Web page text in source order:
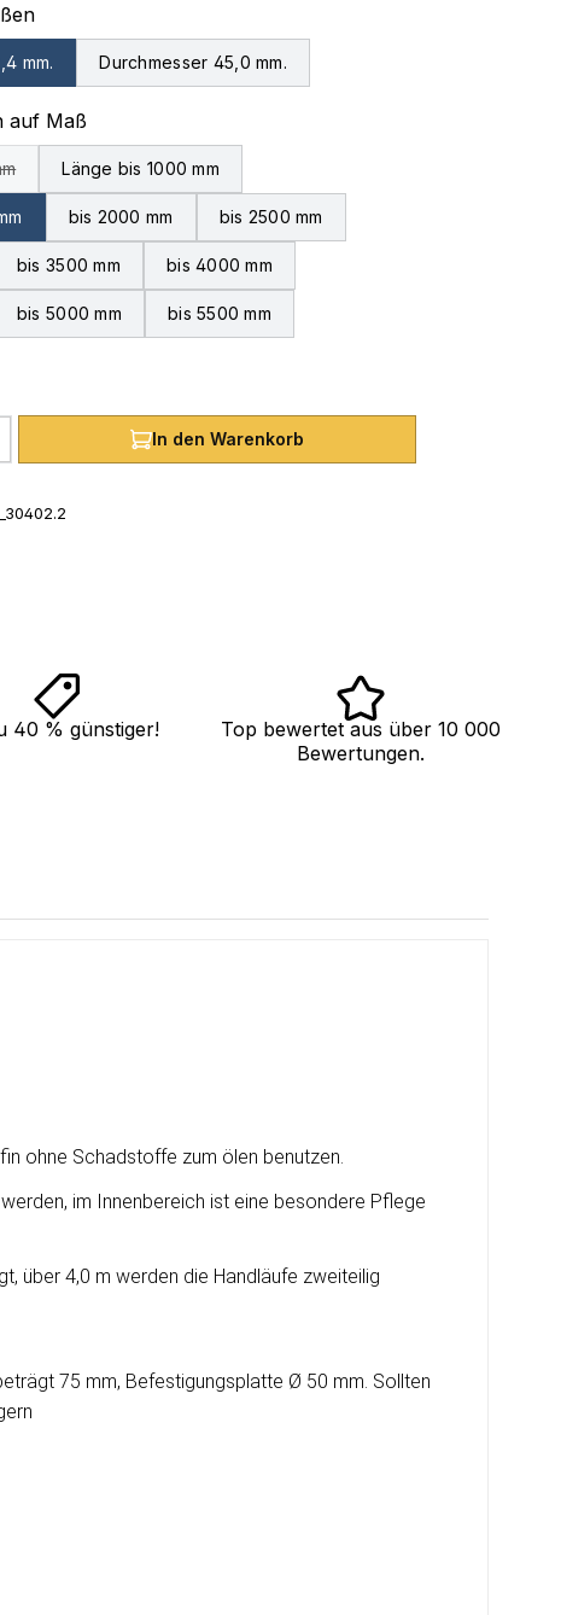
auswählen
mm. Durchmesser 45,0 mm.
auf Maßauswählen
ist zurzeit nicht verfügbar.)
Länge bis 1000 mm
bis 2000 mm bis 2500 mm
bis 3500 mm bis 4000 mm
bis 5000 mm bis 5500 mm
Gib den gewünschten Wert ein
In den Warenkorb
40 % günstiger!
Top bewertet aus über 10 000
Bewertungen.
ohne Schadstoffe zum ölen benutzen.
im Innenbereich ist eine besondere Pflege
über 4,0 m werden die Handläufe zweiteilig
75 mm, Befestigungsplatte Ø 50 mm. Sollten